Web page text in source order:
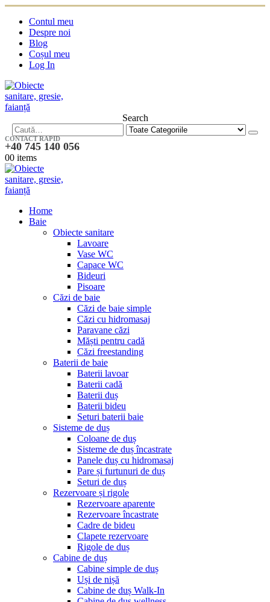
Contul meu
Despre noi
Blog
Coșul meu
Log In
Search
CONTACT RAPID
+40 745 140 056
00 items
Home
Baie
Obiecte sanitare
Lavoare
Vase WC
Capace WC
Bideuri
Pisoare
Căzi de baie
Căzi de baie simple
Căzi cu hidromasaj
Paravane căzi
Măști pentru cadă
Căzi freestanding
Baterii de baie
Baterii lavoar
Baterii cadă
Baterii duș
Baterii bideu
Seturi baterii baie
Sisteme de duș
Coloane de duș
Sisteme de duș încastrate
Panele duș cu hidromasaj
Pare și furtunuri de duș
Seturi de duș
Rezervoare și rigole
Rezervoare aparente
Rezervoare încastrate
Cadre de bideu
Clapete rezervoare
Rigole de duș
Cabine de duș
Cabine simple de duș
Uși de nișă
Cabine de duș Walk-In